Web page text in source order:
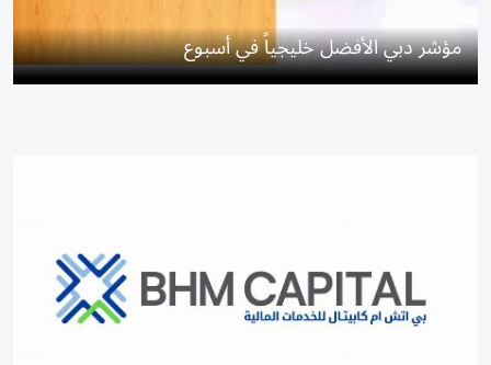
مؤشر دبي الأفضل خليجياً في أسبوع